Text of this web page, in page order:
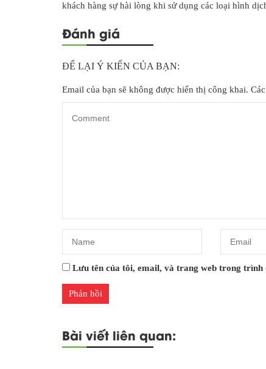
khách hàng sự hài lòng khi sử dụng các loại hình
Đánh giá
ĐỂ LẠI Ý KIẾN CỦA BẠN:
Email của bạn sẽ không được hiển thị công khai.
Lưu tên của tôi, email, và trang web trong trình
Bài viết liên quan: